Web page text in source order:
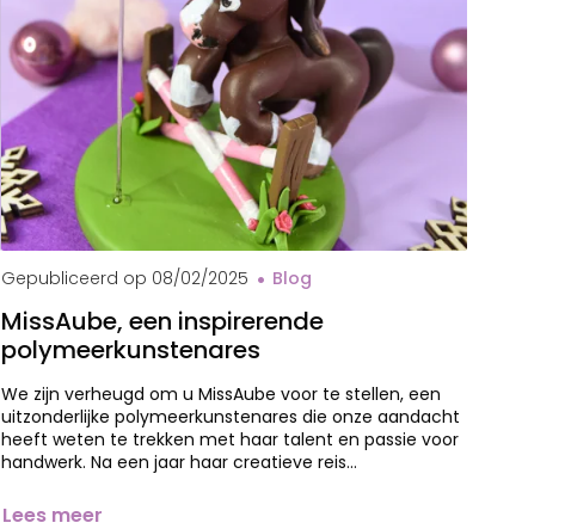
Gepubliceerd op 08/02/2025 Blog
MissAube, een inspirerende
polymeerkunstenares
We zijn verheugd om u MissAube voor te stellen, een
uitzonderlijke polymeerkunstenares die onze aandacht
heeft weten te trekken met haar talent en passie voor
handwerk. Na een jaar haar creatieve reis…
Lees meer